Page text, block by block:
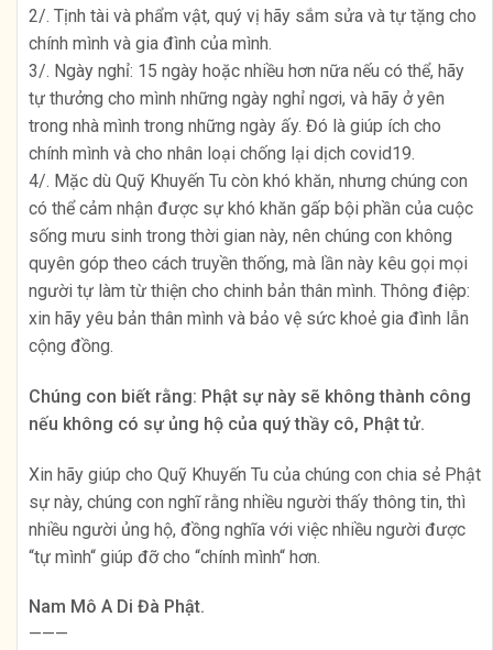
2/. Tịnh tài và phẩm vật, quý vị hãy sắm sửa và tự tặng cho
chính mình và gia đình của mình.
3/. Ngày nghỉ: 15 ngày hoặc nhiều hơn nữa nếu có thể, hãy
tự thưởng cho mình những ngày nghỉ ngơi, và hãy ở yên
trong nhà mình trong những ngày ấy. Đó là giúp ích cho
chính mình và cho nhân loại chống lại dịch covid19.
4/. Mặc dù Quỹ Khuyến Tu còn khó khăn, nhưng chúng con
có thể cảm nhận được sự khó khăn gấp bội phần của cuộc
sống mưu sinh trong thời gian này, nên chúng con không
quyên góp theo cách truyền thống, mà lần này kêu gọi mọi
người tự làm từ thiện cho chinh bản thân mình. Thông điệp:
xin hãy yêu bản thân mình và bảo vệ sức khoẻ gia đình lẫn
cộng đồng.
Chúng con biết rằng: Phật sự này sẽ không thành công
nếu không có sự ủng hộ của quý thầy cô, Phật tử.
Xin hãy giúp cho Quỹ Khuyến Tu của chúng con chia sẻ Phật
sự này, chúng con nghĩ rằng nhiều người thấy thông tin, thì
nhiều người ủng hộ, đồng nghĩa với việc nhiều người được
“tự mình“ giúp đỡ cho “chính mình“ hơn.
Nam Mô A Di Đà Phật.
———